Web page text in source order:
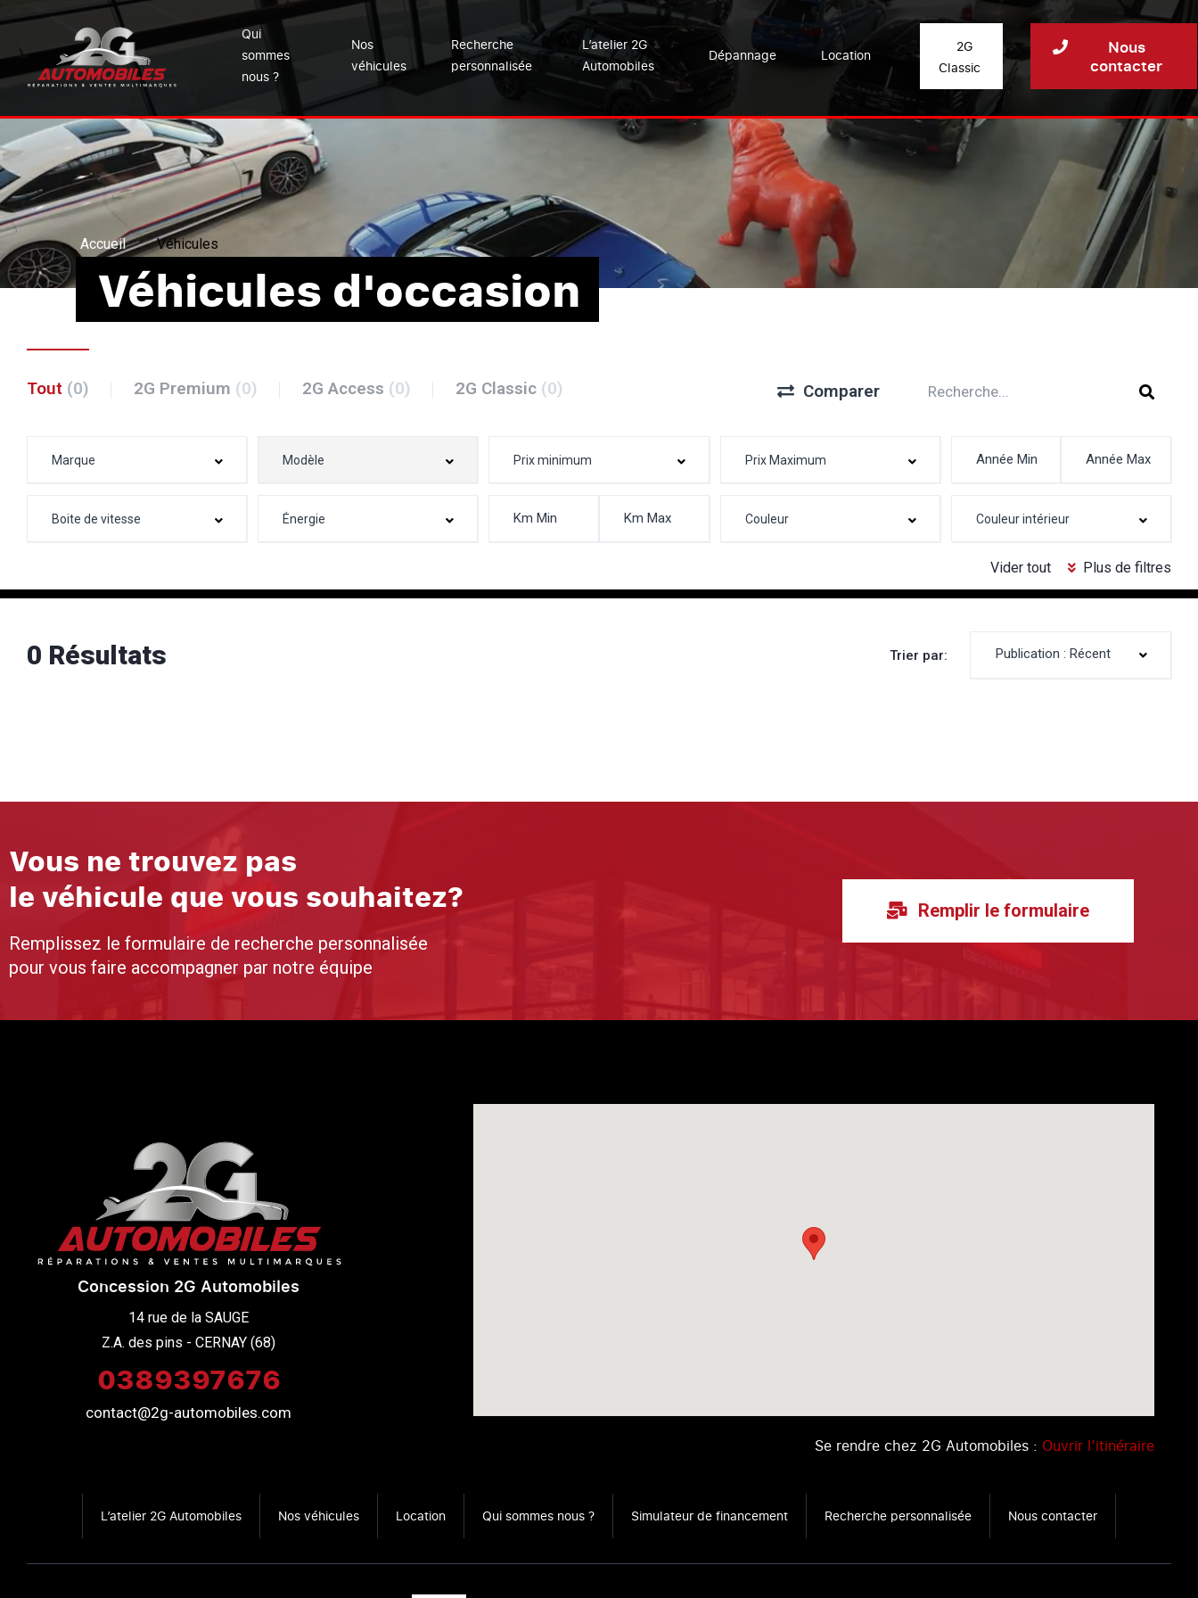
Qui
sommes
nous ?
Nos
véhicules
Recherche
personnalisée
L’atelier 2G
Automobiles
Dépannage Location
2G
Classic
Nous
contacter
Accueil Véhicules
Véhicules d'occasion
Vider tout Plus de filtres
Tout (0) 2G Premium (0) 2G Access (0) 2G Classic (0) Comparer
0 Résultats Trier par: Publication : Récent
Vous ne trouvez pas
le véhicule que vous souhaitez?
Remplissez le formulaire de recherche personnalisée
pour vous faire accompagner par notre équipe
Remplir le formulaire
Concession 2G Automobiles
14 rue de la SAUGE
Z.A. des pins - CERNAY (68)
0389397676
contact@2g-automobiles.com
Se rendre chez 2G Automobiles : Ouvrir l’itinéraire
L’atelier 2G Automobiles Nos véhicules Location Qui sommes nous ? Simulateur de financement Recherche personnalisée Nous contacter